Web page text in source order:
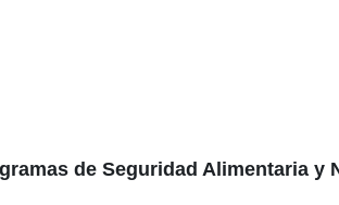
de Seguridad Alimentaria y